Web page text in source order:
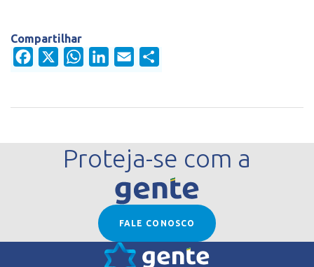
Compartilhar
Facebook
WhatsAppLinkedIn
Email
Proteja-se com a
FALE CONOSCO